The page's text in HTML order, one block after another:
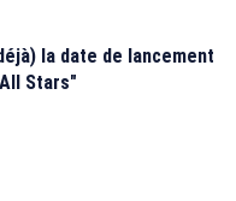
la date de lancement
Stars"